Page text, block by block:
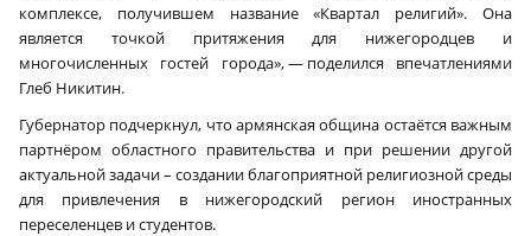
комплексе, получившем название «Квартал религий». Она
является точкой притяжения для нижегородцев и
многочисленных гостей города», — поделился впечатлениями
Глеб Никитин.
Губернатор подчеркнул, что армянская община остаётся важным
партнёром областного правительства и при решении другой
актуальной задачи – создании благоприятной религиозной среды
для привлечения в нижегородский регион иностранных
переселенцев и студентов.